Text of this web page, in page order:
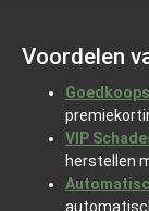
Voordelen
VIP
herstellen